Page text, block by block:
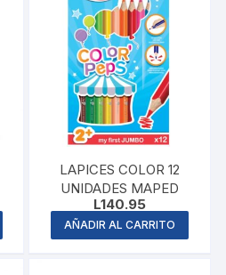
LAPICES COLOR 12
UNIDADES MAPED
L140.95
AÑADIR AL CARRITO